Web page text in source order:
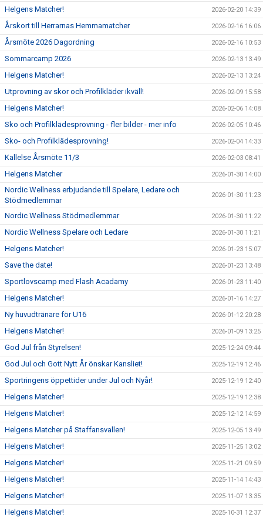
Helgens Matcher! 2026-02-20 14:39
Årskort till Herrarnas Hemmamatcher 2026-02-16 16:06
Årsmöte 2026 Dagordning 2026-02-16 10:53
Sommarcamp 2026 2026-02-13 13:49
Helgens Matcher! 2026-02-13 13:24
Utprovning av skor och Profilkläder ikväll! 2026-02-09 15:58
Helgens Matcher! 2026-02-06 14:08
Sko och Profilklädesprovning - fler bilder - mer info 2026-02-05 10:46
Sko- och Profilklädesprovning! 2026-02-04 14:33
Kallelse Årsmöte 11/3 2026-02-03 08:41
Helgens Matcher 2026-01-30 14:00
Nordic Wellness erbjudande till Spelare, Ledare och
Stödmedlemmar
2026-01-30 11:23
Nordic Wellness Stödmedlemmar 2026-01-30 11:22
Nordic Wellness Spelare och Ledare 2026-01-30 11:21
Helgens Matcher! 2026-01-23 15:07
Save the date! 2026-01-23 13:48
Sportlovscamp med Flash Acadamy 2026-01-23 11:40
Helgens Matcher! 2026-01-16 14:27
Ny huvudtränare för U16 2026-01-12 20:28
Helgens Matcher! 2026-01-09 13:25
God Jul från Styrelsen! 2025-12-24 09:44
God Jul och Gott Nytt År önskar Kansliet! 2025-12-19 12:46
Sportringens öppettider under Jul och Nyår! 2025-12-19 12:40
Helgens Matcher! 2025-12-19 12:38
Helgens Matcher! 2025-12-12 14:59
Helgens Matcher på Staffansvallen! 2025-12-05 13:49
Helgens Matcher! 2025-11-25 13:02
Helgens Matcher! 2025-11-21 09:59
Helgens Matcher! 2025-11-14 14:43
Helgens Matcher! 2025-11-07 13:35
Helgens Matcher! 2025-10-31 12:37